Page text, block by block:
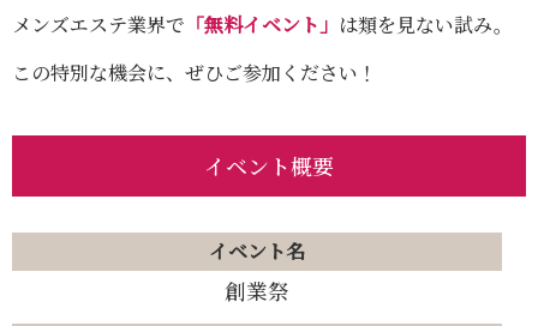
メンズエステ業界で 「無料イベント」 は類を見ない試み。
この特別な機会に、ぜひご参加ください！
イベント概要
イベント名
創業祭